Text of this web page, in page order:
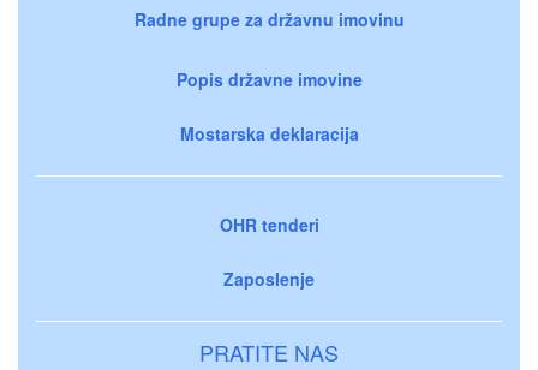
Radne grupe za državnu imovinu
Popis državne imovine
Mostarska deklaracija
OHR tenderi
Zaposlenje
PRATITE NAS